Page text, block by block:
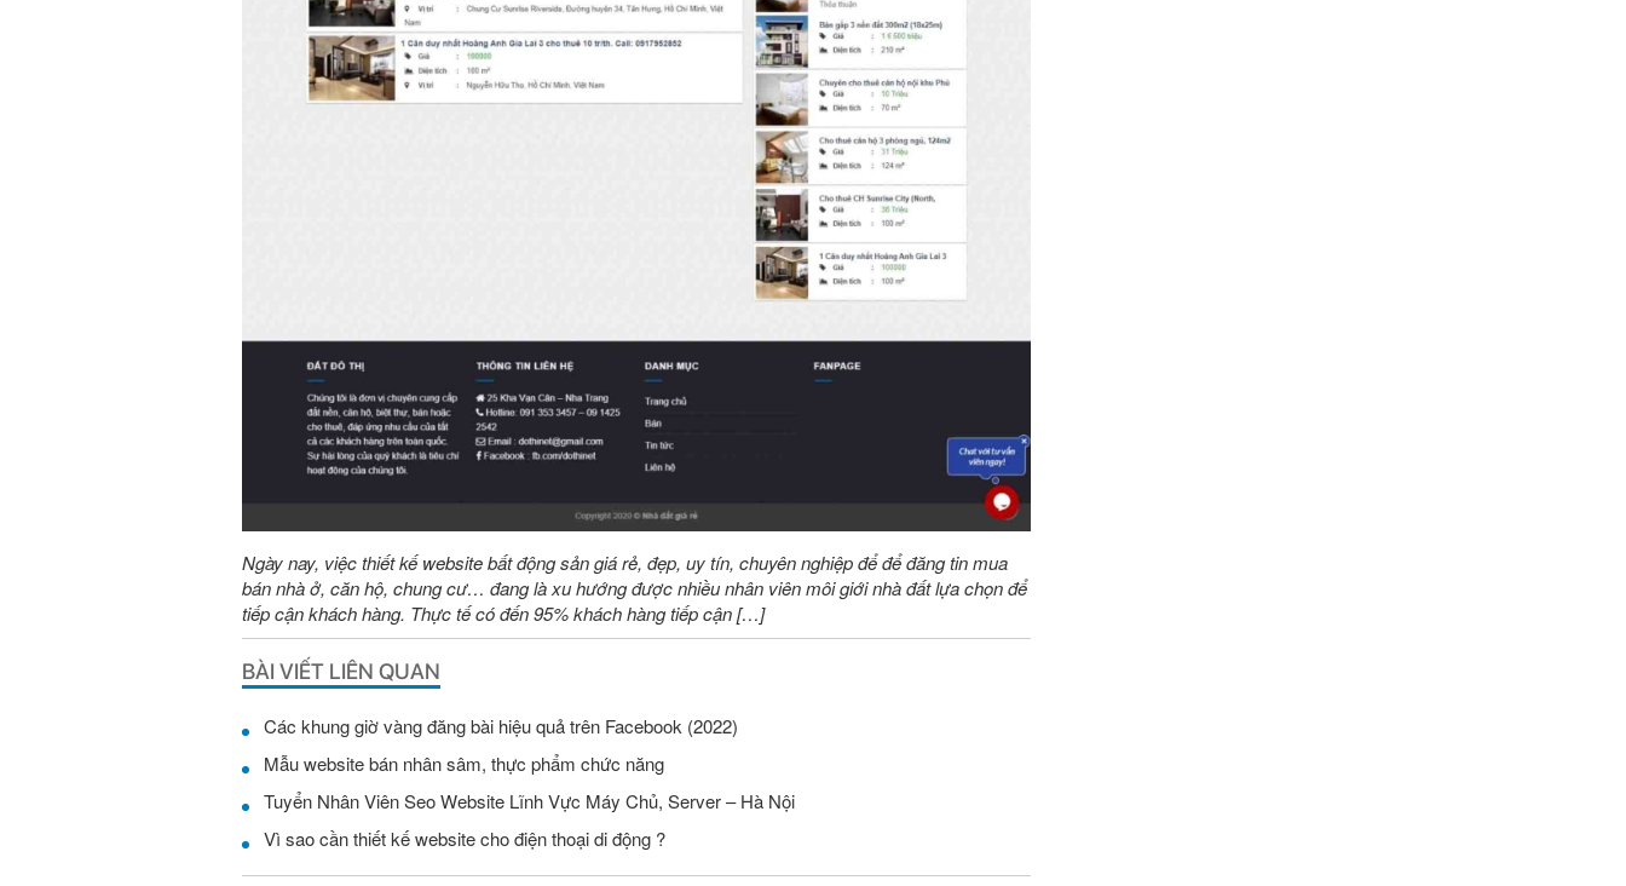
Ngày nay, việc thiết kế website bất động sản giá rẻ, đẹp, uy tín, chuyên nghiệp để để đăng tin mua
bán nhà ở, căn hộ, chung cư… đang là xu hướng được nhiều nhân viên môi giới nhà đất lựa chọn để
tiếp cận khách hàng. Thực tế có đến 95% khách hàng tiếp cận […]
BÀI VIẾT LIÊN QUAN
Các khung giờ vàng đăng bài hiệu quả trên Facebook (2022)
Mẫu website bán nhân sâm, thực phẩm chức năng
Tuyển Nhân Viên Seo Website Lĩnh Vực Máy Chủ, Server – Hà Nội
Vì sao cần thiết kế website cho điện thoại di động ?